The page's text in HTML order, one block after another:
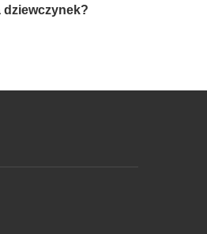
dziewczynek?